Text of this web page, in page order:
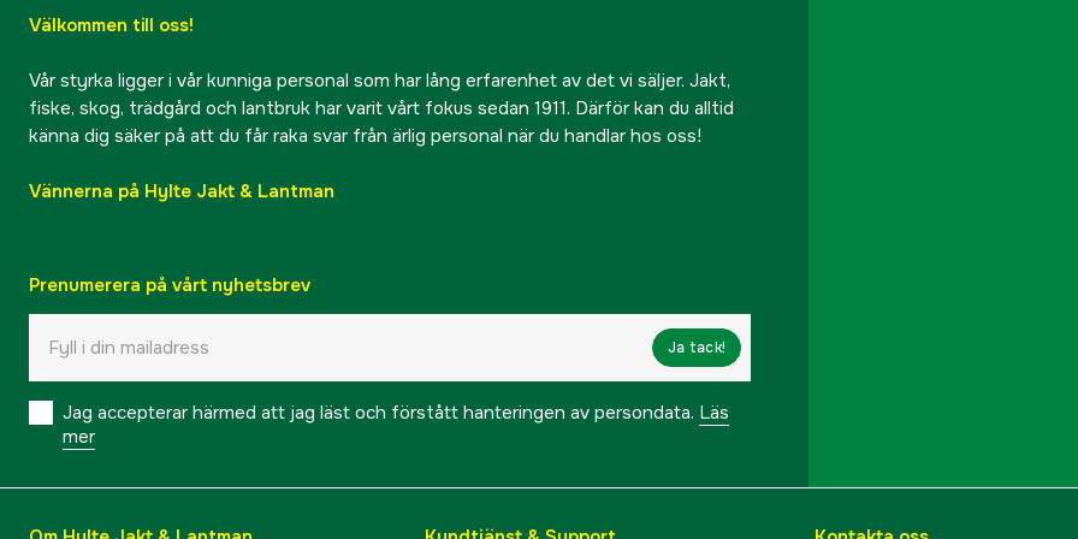
Välkommen till oss!
Vår styrka ligger i vår kunniga personal som har lång erfarenhet av det vi säljer. Jakt,
fiske, skog, trädgård och lantbruk har varit vårt fokus sedan 1911. Därför kan du alltid
känna dig säker på att du får raka svar från ärlig personal när du handlar hos oss!
Vännerna på Hylte Jakt & Lantman
Prenumerera på vårt nyhetsbrev
Ja tack!
Jag accepterar härmed att jag läst och förstått hanteringen av persondata. Läs
mer